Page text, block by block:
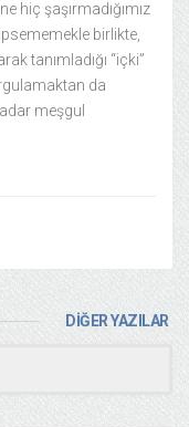
hiç şaşırmadığımız
birlikte,
tanımladığı “içki”
da
meşgul
DİĞER YAZILAR